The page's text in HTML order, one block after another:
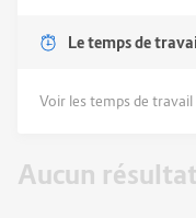
Le temps de
Voir les temps de travail
Aucun